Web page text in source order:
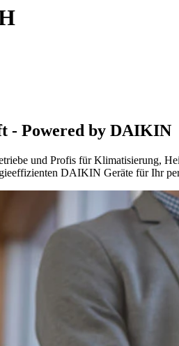
- Powered by DAIKIN
und Profis für Klimatisierung,
DAIKIN Geräte für Ihr